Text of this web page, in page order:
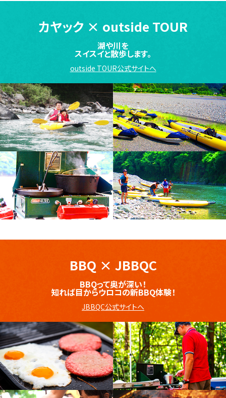
カヤック × outside TOUR
湖や川を
スイスイと散歩します。
outside TOUR公式サイトへ
BBQ × JBBQC
BBQって奥が深い！
知れば目からウロコの新BBQ体験！
JBBQC公式サイトへ